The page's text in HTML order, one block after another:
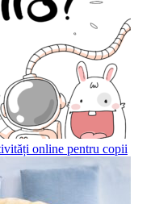
online pentru copii